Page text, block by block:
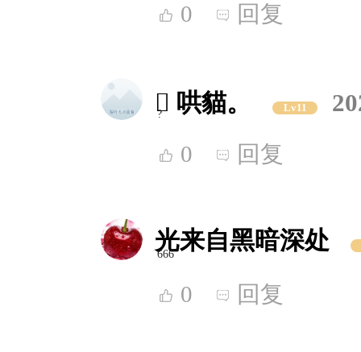
0 回复
 哄貓。 Lv11
?
0 回复
光来自黑暗深处
666
0 回复